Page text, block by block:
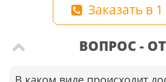
Заказать в
ВОПРОС -